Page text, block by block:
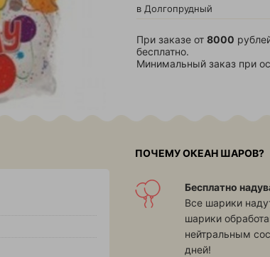
в Долгопрудный
При заказе от 8000
бесплатно.
Минимальный заказ при
ПОЧЕМУ ОКЕАН ШАРОВ?
Бесплатно
Все шарики
шарики
нейтральным
дней!